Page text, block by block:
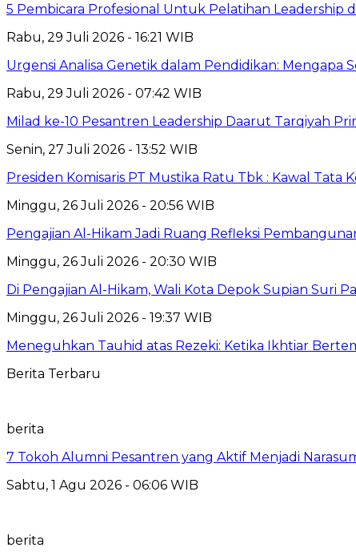
5 Pembicara Profesional Untuk Pelatihan Leadership
Rabu, 29 Juli 2026 - 16:21 WIB
Urgensi Analisa Genetik dalam Pendidikan:
Rabu, 29 Juli 2026 - 07:42 WIB
Milad ke-10 Pesantren Leadership Daarut Tarqiyah
Senin, 27 Juli 2026 - 13:52 WIB
Presiden Komisaris PT Mustika Ratu Tbk : Kawal
Minggu, 26 Juli 2026 - 20:56 WIB
Pengajian Al-Hikam Jadi Ruang Refleksi
Minggu, 26 Juli 2026 - 20:30 WIB
Di Pengajian Al-Hikam, Wali Kota Depok Supian Suri
Minggu, 26 Juli 2026 - 19:37 WIB
Meneguhkan Tauhid atas Rezeki: Ketika Ikhtiar
Berita Terbaru
berita
7 Tokoh Alumni Pesantren yang Aktif Menjadi
Sabtu, 1 Agu 2026 - 06:06 WIB
berita